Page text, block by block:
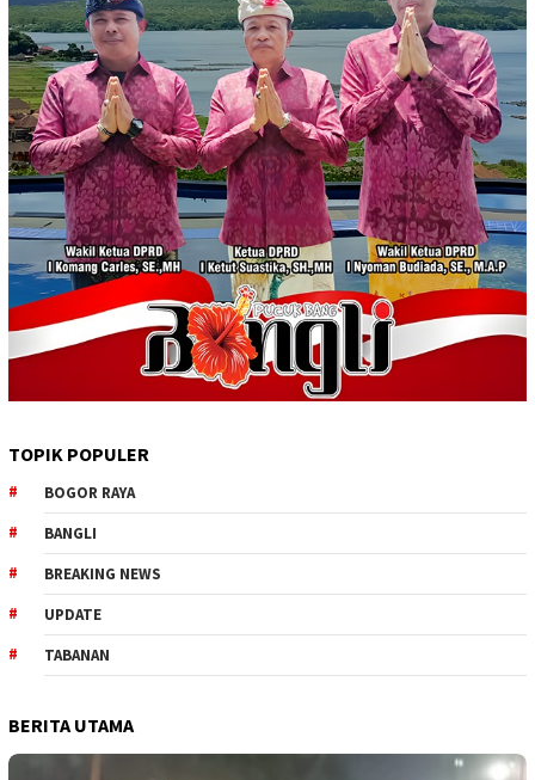
TOPIK POPULER
BOGOR RAYA
BANGLI
BREAKING NEWS
UPDATE
TABANAN
BERITA UTAMA